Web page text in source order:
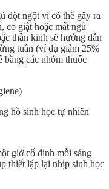
đột ngột vì có thể gây ra
co giật hoặc mất ngủ
thần kinh sẽ hướng dẫn
tuần (ví dụ giảm 25%
bằng các nhóm thuốc
hồ sinh học tự nhiên
giờ cố định mỗi sáng
thiết lập lại nhịp sinh học